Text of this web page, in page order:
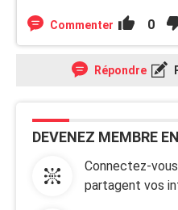
Commenter 0
Répondre
DEVENEZ MEMBRE
Connectez-
partagent vos